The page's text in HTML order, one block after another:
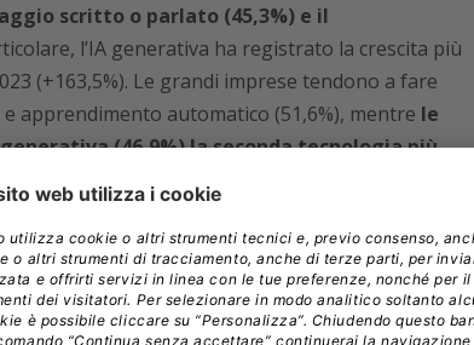
scritto o parlato (45,3%) e il
l’IA generativa ha registrato la crescita più
(+163,5%). Le grandi imprese tendono a fare
apprendimento automatico (51,6%), mentre le
(46,9%) la seconda tecnologia più
migliorare le attività di marketing e vendite
(28,2%) e le attività innovative/R&S
aumento di imprese nell’utilizzo di